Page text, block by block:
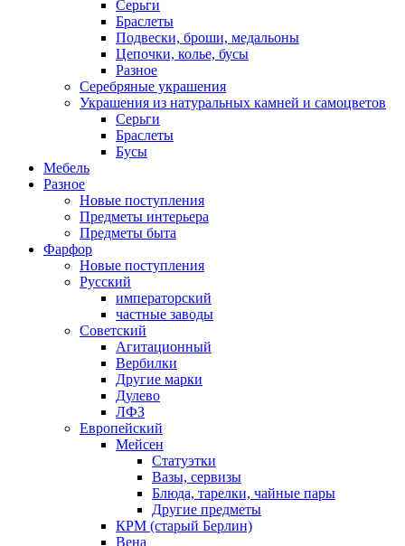
Серьги
Браслеты
Подвески, броши, медальоны
Цепочки, колье, бусы
Разное
Серебряные украшения
Украшения из натуральных камней и самоцветов
Серьги
Браслеты
Бусы
Мебель
Разное
Новые поступления
Предметы интерьера
Предметы быта
Фарфор
Новые поступления
Русский
императорский
частные заводы
Советский
Агитационный
Вербилки
Другие марки
Дулево
ЛФЗ
Европейский
Мейсен
Статуэтки
Вазы, сервизы
Блюда, тарелки, чайные пары
Другие предметы
КРМ (старый Берлин)
Вена